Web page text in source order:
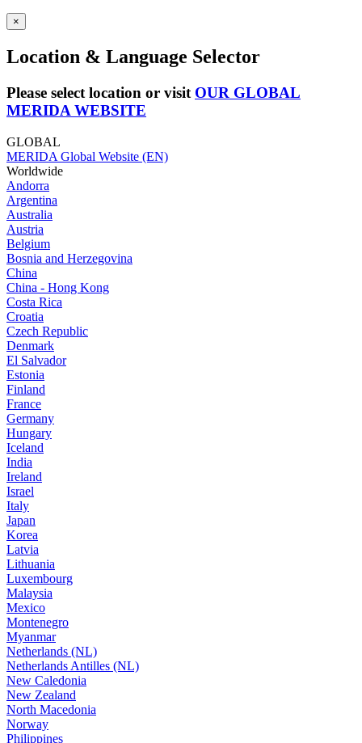
×
Location & Language Selector
Please select location or visit OUR GLOBAL
MERIDA WEBSITE
GLOBAL
MERIDA Global Website (EN)
Worldwide
Andorra
Argentina
Australia
Austria
Belgium
Bosnia and Herzegovina
China
China - Hong Kong
Costa Rica
Croatia
Czech Republic
Denmark
El Salvador
Estonia
Finland
France
Germany
Hungary
Iceland
India
Ireland
Israel
Italy
Japan
Korea
Latvia
Lithuania
Luxembourg
Malaysia
Mexico
Montenegro
Myanmar
Netherlands (NL)
Netherlands Antilles (NL)
New Caledonia
New Zealand
North Macedonia
Norway
Philippines